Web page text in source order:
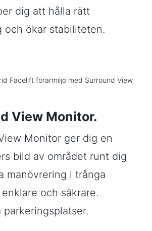
dig att hålla rätt
och ökar stabiliteten.
View Monitor.
Monitor ger dig en
bild av området runt dig
manövrering i trånga
och säkrare.
parkeringsplatser.